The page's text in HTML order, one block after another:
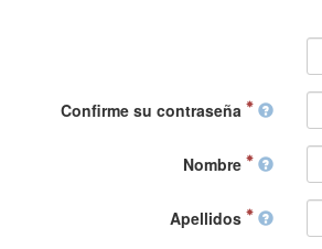
Confirme su contraseña
Nombre
Apellidos